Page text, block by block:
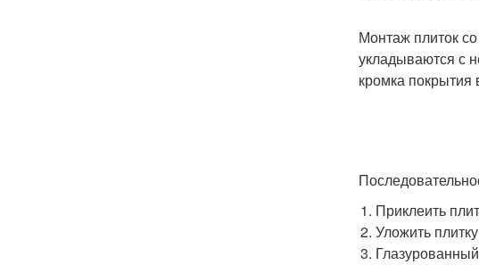
Монтаж плиток
укладываются с
кромка покрытия
Приклеить
Уложить